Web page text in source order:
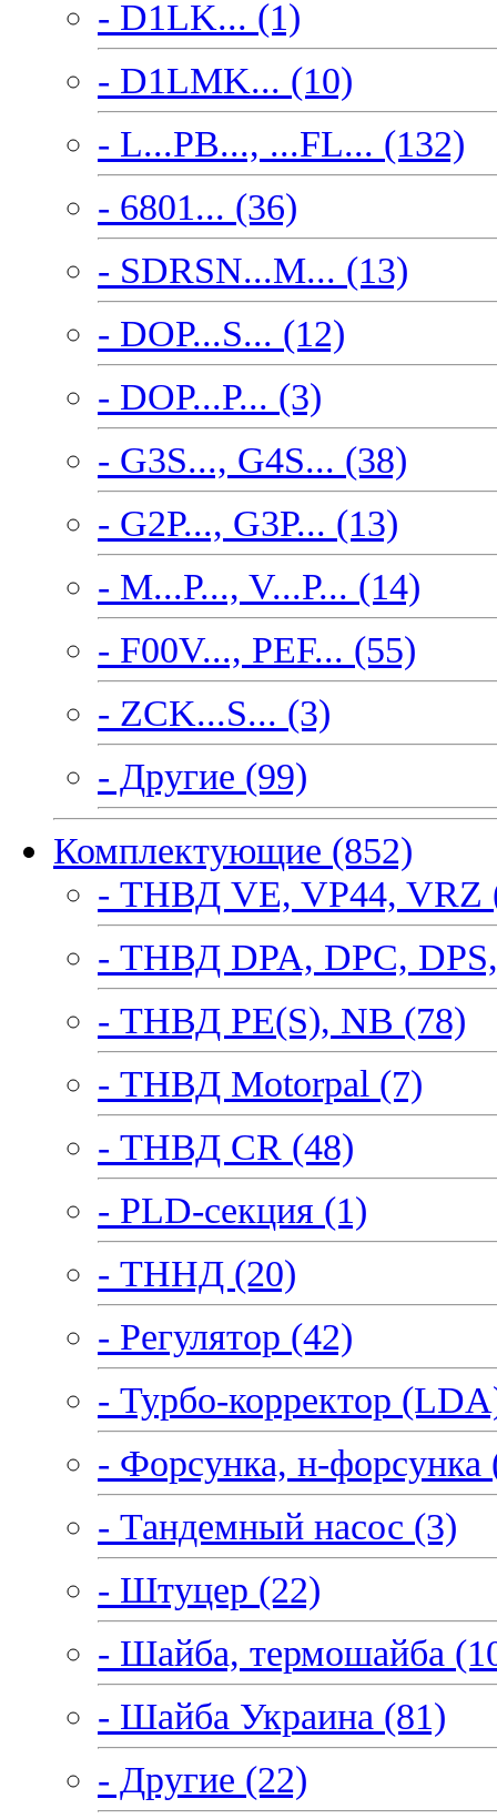
- D1LK... (1)
- D1LMK... (10)
- L...PB..., ...FL... (132)
- 6801... (36)
- SDRSN...M... (13)
- DOP...S... (12)
- DOP...P... (3)
- G3S..., G4S... (38)
- G2P..., G3P... (13)
- M...P..., V...P... (14)
- F00V..., PEF... (55)
- ZCK...S... (3)
- Другие (99)
Комплектующие (852)
- ТНВД VE, VP44, VRZ
- ТНВД DPA, DPC,
- ТНВД PE(S), NB (78)
- ТНВД Motorpal (7)
- ТНВД CR (48)
- PLD-секция (1)
- ТННД (20)
- Регулятор (42)
- Турбо-корректор
- Форсунка, н-форсунка
- Тандемный насос (3)
- Штуцер (22)
- Шайба, термошайба
- Шайба Украина (81)
- Другие (22)